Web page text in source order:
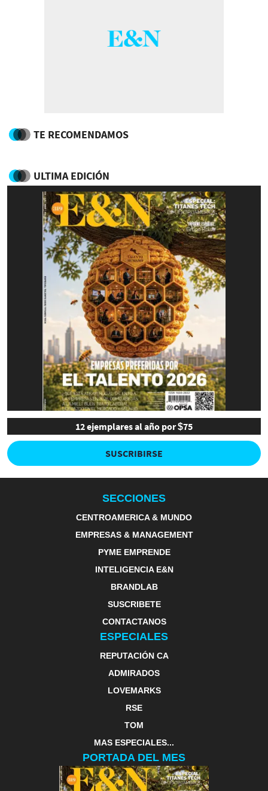
TE RECOMENDAMOS
ULTIMA EDICIÓN
12 ejemplares al año por $75
SUSCRIBIRSE
SECCIONES
CENTROAMERICA & MUNDO
EMPRESAS & MANAGEMENT
PYME EMPRENDE
INTELIGENCIA E&N
BRANDLAB
SUSCRIBETE
CONTACTANOS
ESPECIALES
REPUTACIÓN CA
ADMIRADOS
LOVEMARKS
RSE
TOM
MAS ESPECIALES...
PORTADA DEL MES